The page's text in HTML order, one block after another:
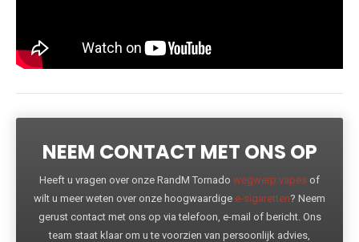
NEEM CONTACT MET ONS OP
Heeft u vragen over onze RandM Tornado wegwerp vapes of
wilt u meer weten over onze hoogwaardige e-sigaretten? Neem
gerust contact met ons op via telefoon, e-mail of bericht. Ons
team staat klaar om u te voorzien van persoonlijk advies,